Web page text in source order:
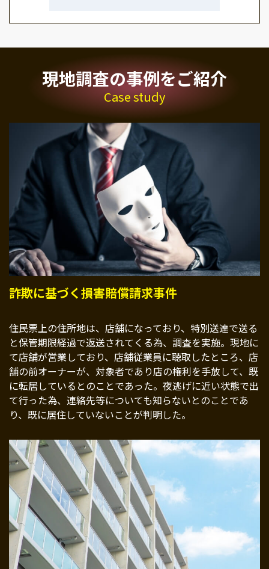
現地調査の事例をご紹介
Case study
詐欺に基づく損害賠償請求事件
住民票上の住所地は、店舗になっており、特別送達で送る
と保管期限経過で返送されてくる為、調査を実施。現地に
て店舗が営業しており、店舗従業員に聴取したところ、店
舗の前オーナーが、対象者であり店の権利を手放して、既
に転居しているとのことであった。夜逃げに近い状態で出
て行った為、連絡先等についても知らないとのことであ
り、既に居住していないことが判明した。